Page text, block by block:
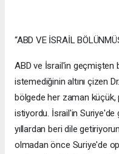
“ABD VE İSRAİL
ABD ve İsrail'in geçmişten
istemediğinin altını çizen
bölgede her zaman küçük,
istiyordu. İsrail'in
yıllardan beri dile
olmadan önce Suriye'de